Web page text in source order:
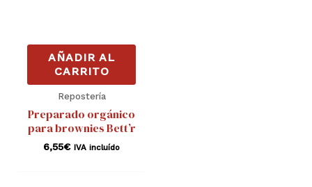
AÑADIR AL
CARRITO
Repostería
Preparado orgánico
para brownies Bett’r
6,55€ IVA incluído